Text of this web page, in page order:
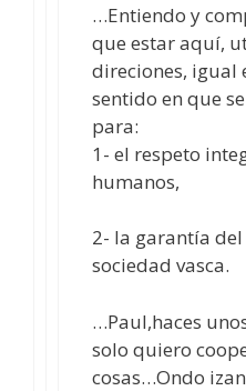
…Entiendo y
que estar aquí,
direciones, igual
sentido en que
para:
1- el respeto
humanos,
2- la garantía
sociedad vasca.
…Paul,haces
solo quiero
cosas…Ondo